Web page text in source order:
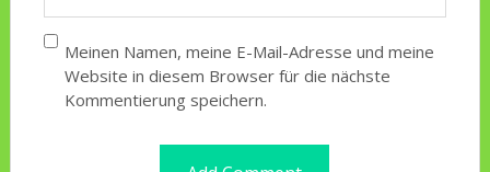
Meinen Namen, meine E-Mail-Adresse und meine
Website in diesem Browser für die nächste
Kommentierung speichern.